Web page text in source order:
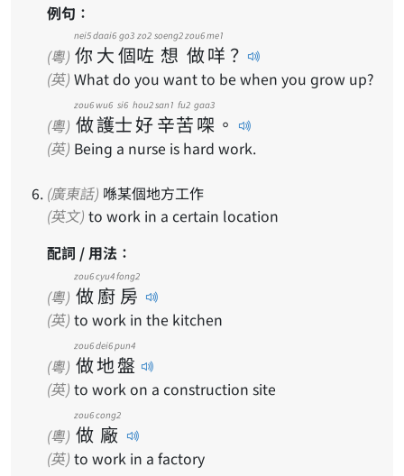
例句：
(粵) 你
nei5
大
daai6
個
go3
咗
zo2
想
soeng2
做
zou6
咩
me1
？
(英) What do you want to be when you grow up?
(粵) 做
zou6
護
wu6
士
si6
好
hou2
辛
san1
苦
fu2
㗎
gaa3
。
(英) Being a nurse is hard work.
(廣東話) 喺某個地方工作
(英文) to work in a certain location
配詞 / 用法：
(粵) 做
zou6
廚
cyu4
房
fong2
(英) to work in the kitchen
(粵) 做
zou6
地
dei6
盤
pun4
(英) to work on a construction site
(粵) 做
zou6
廠
cong2
(英) to work in a factory